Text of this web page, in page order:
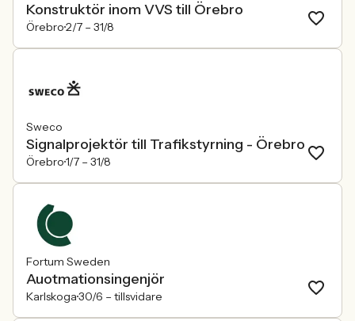
Konstruktör inom VVS till Örebro
Örebro2/7 – 31/8
Sweco
Signalprojektör till Trafikstyrning - Örebro
Örebro1/7 – 31/8
Fortum Sweden
Auotmationsingenjör
Karlskoga30/6 – tillsvidare